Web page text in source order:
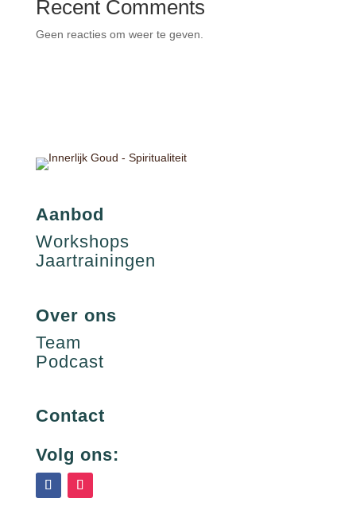
Recent Comments
Geen reacties om weer te geven.
Aanbod
Workshops
Jaartrainingen
Over ons
Team
Podcast
Contact
Volg ons: